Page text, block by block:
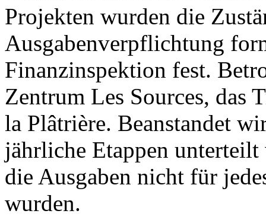
Projekten wurden die
Ausgabenverpflichtung
Finanzinspektion fest.
Zentrum Les Sources, das
la Plâtrière. Beanstandet
jährliche Etappen unterteilt
die Ausgaben nicht für
wurden.